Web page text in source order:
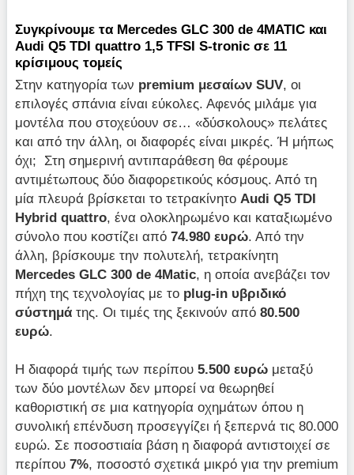
Συγκρίνουμε τα Mercedes GLC 300 de 4MATIC και
Audi Q5 TDI quattro 1,5 ΤFSI S-tronic σε 11
κρίσιμους τομείς
Στην κατηγορία των premium μεσαίων SUV, οι
επιλογές σπάνια είναι εύκολες. Αφενός μιλάμε για
μοντέλα που στοχεύουν σε… «δύσκολους» πελάτες
και από την άλλη, οι διαφορές είναι μικρές. Ή μήπως
όχι; Στη σημερινή αντιπαράθεση θα φέρουμε
αντιμέτωπους δύο διαφορετικούς κόσμους. Από τη
μία πλευρά βρίσκεται το τετρακίνητο Audi Q5 TDI
Hybrid quattro, ένα ολοκληρωμένο και καταξιωμένο
σύνολο που κοστίζει από74.980 ευρώ. Από την
άλλη, βρίσκουμε την πολυτελή, τετρακίνητη
Mercedes GLC 300 de 4Matic, η οποία ανεβάζει τον
πήχη της τεχνολογίας με το plug-in υβριδικό
σύστημά της. Οι τιμές της ξεκινούν από80.500
ευρώ.
Η διαφορά τιμής των περίπου5.500 ευρώ μεταξύ
των δύο μοντέλων δεν μπορεί να θεωρηθεί
καθοριστική σε μια κατηγορία οχημάτων όπου η
συνολική επένδυση προσεγγίζει ή ξεπερνά τις 80.000
ευρώ. Σε ποσοστιαία βάση η διαφορά αντιστοιχεί σε
περίπου7%, ποσοστό σχετικά μικρό για την premium